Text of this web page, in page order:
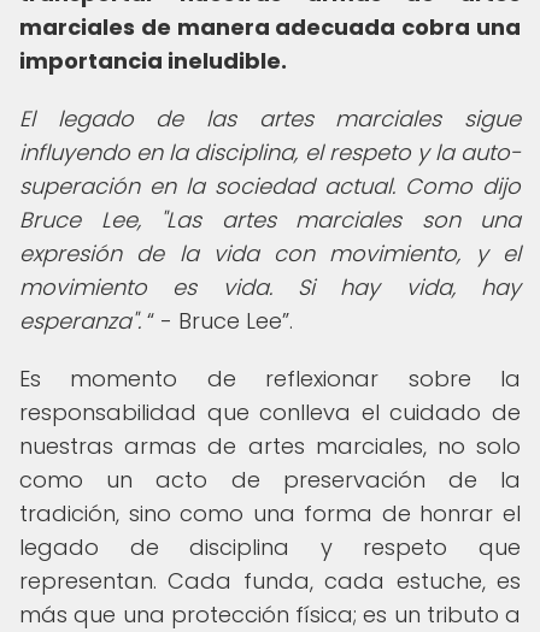
marciales de manera adecuada cobra una
importancia ineludible.
El legado de las artes marciales sigue
influyendo en la disciplina, el respeto y la auto-
superación en la sociedad actual. Como dijo
Bruce Lee, "Las artes marciales son una
expresión de la vida con movimiento, y el
movimiento es vida. Si hay vida, hay
esperanza".
- Bruce Lee .
Es momento de reflexionar sobre la
responsabilidad que conlleva el cuidado de
nuestras armas de artes marciales, no solo
como un acto de preservación de la
tradición, sino como una forma de honrar el
legado de disciplina y respeto que
representan. Cada funda, cada estuche, es
más que una protección física; es un tributo a